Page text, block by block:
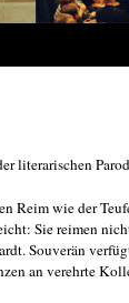
literarischen
Reim wie der
Sie reimen
Souverän
an verehrte